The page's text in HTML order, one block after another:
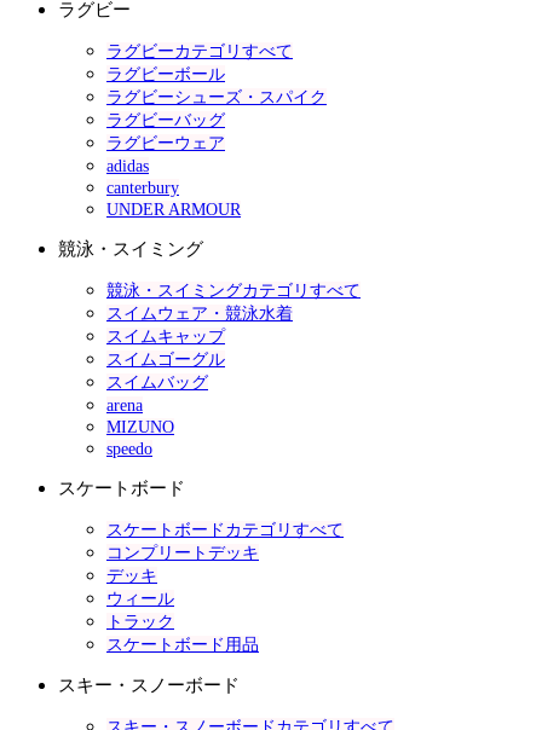
ラグビー
ラグビーカテゴリすべて
ラグビーボール
ラグビーシューズ・スパイク
ラグビーバッグ
ラグビーウェア
adidas
canterbury
UNDER ARMOUR
競泳・スイミング
競泳・スイミングカテゴリすべて
スイムウェア・競泳水着
スイムキャップ
スイムゴーグル
スイムバッグ
arena
MIZUNO
speedo
スケートボード
スケートボードカテゴリすべて
コンプリートデッキ
デッキ
ウィール
トラック
スケートボード用品
スキー・スノーボード